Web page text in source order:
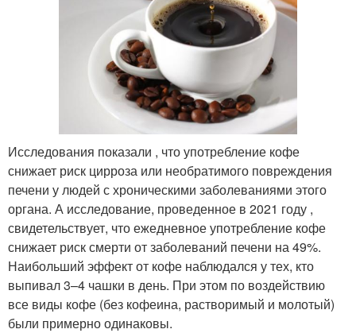
Исследования показали , что употребление кофе
снижает риск цирроза или необратимого повреждения
печени у людей с хроническими заболеваниями этого
органа. А исследование, проведенное в 2021 году ,
свидетельствует, что ежедневное употребление кофе
снижает риск смерти от заболеваний печени на 49%.
Наибольший эффект от кофе наблюдался у тех, кто
выпивал 3–4 чашки в день. При этом по воздействию
все виды кофе (без кофеина, растворимый и молотый)
были примерно одинаковы.